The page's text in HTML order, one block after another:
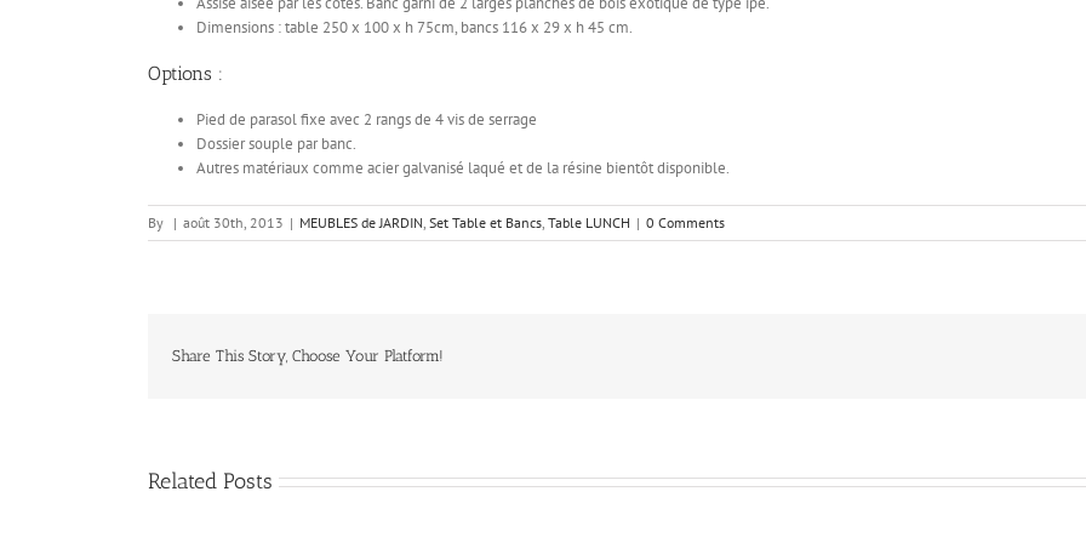
Dimensions : table 250 x 100 x h 75cm, bancs 116 x 29 x h 45 cm.
Options :
Pied de parasol fixe avec 2 rangs de 4 vis de serrage
Dossier souple par banc.
Autres matériaux comme acier galvanisé laqué et de la résine bientôt disponible.
By | août 30th, 2013 | MEUBLES de JARDIN Set Table et Bancs Table LUNCH | 0 Comments
Share This Story, Choose Your Platform!
Related Posts